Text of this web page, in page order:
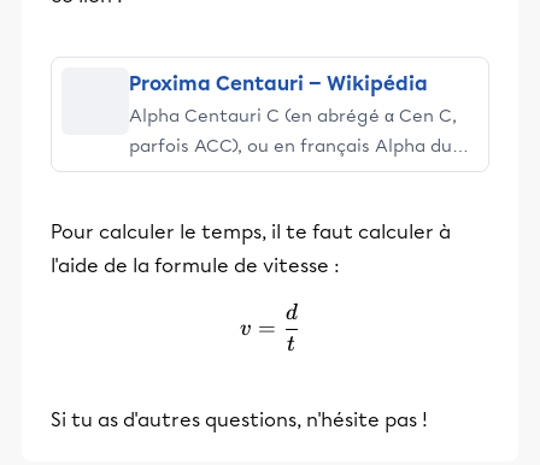
Proxima Centauri — Wikipédia
Alpha Centauri C (en abrégé α Cen C,
parfois ACC), ou en français Alpha du
Centaure C, est le système planétaire
sein de la Voie lactée. Il se situe à
4,244 années-lumière[1] du Soleil (et
du Centaure.
Pour calculer le temps, il te faut calculer à
l'aide de la formule de vitesse :
v=\frac{d}{t}
v =
t
d
Si tu as d'autres questions, n'hésite pas !